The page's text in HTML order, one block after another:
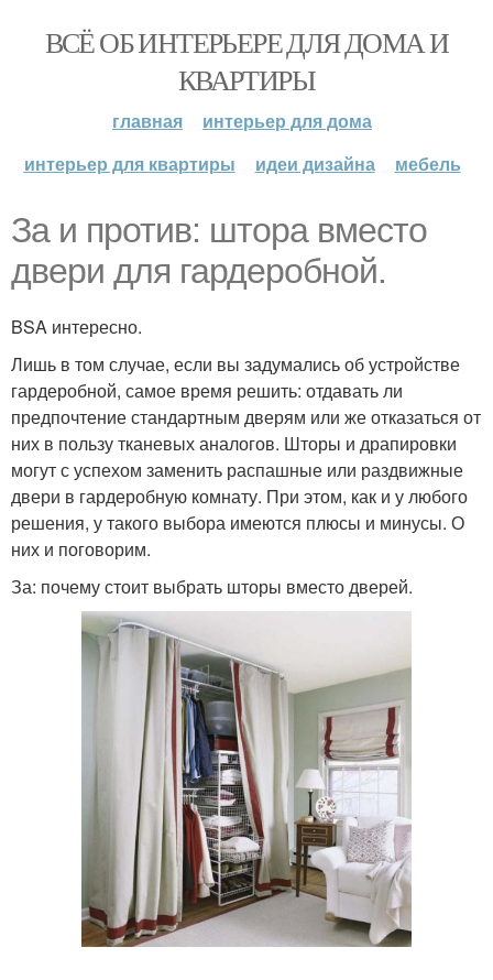
ВСЁ ОБ ИНТЕРЬЕРЕ ДЛЯ ДОМА И
КВАРТИРЫ
главная
интерьер для дома
интерьер для квартиры
идеи дизайна мебель
За и против: штора вместо
двери для гардеробной.
BSA интересно.
Лишь в том случае, если вы задумались об устройстве
гардеробной, самое время решить: отдавать ли
предпочтение стандартным дверям или же отказаться от
них в пользу тканевых аналогов. Шторы и драпировки
могут с успехом заменить распашные или раздвижные
двери в гардеробную комнату. При этом, как и у любого
решения, у такого выбора имеются плюсы и минусы. О
них и поговорим.
За: почему стоит выбрать шторы вместо дверей.